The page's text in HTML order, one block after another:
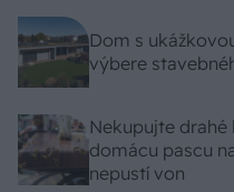
Dom s
výbere
Nekupujte
domácu pascu
nepustí von